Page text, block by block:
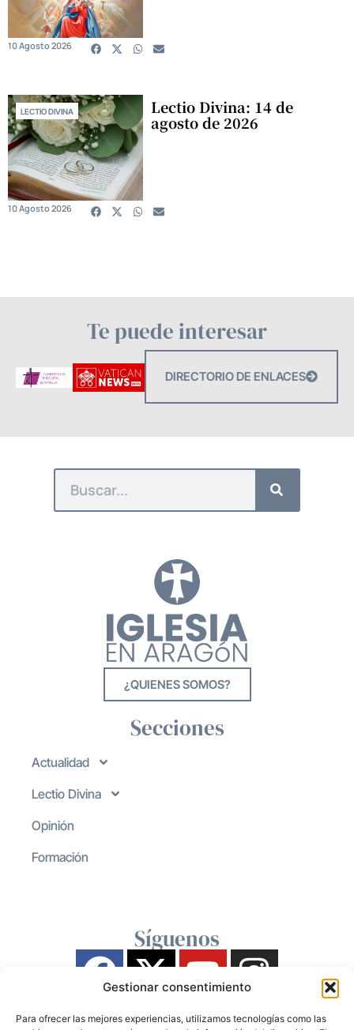
Gestionar consentimiento
Para ofrecer las mejores experiencias, utilizamos tecnologías como las
10 Agosto 2026
LECTIO DIVINA Lectio Divina: 14 de
agosto de 2026
10 Agosto 2026
Te puede interesar
DIRECTORIO DE ENLACES
¿QUIENES SOMOS?
Secciones
Actualidad
Lectio Divina
Opinión
Formación
Síguenos